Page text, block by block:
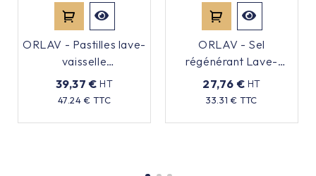
ORLAV - Pastilles lave-
vaisselle
professionnelle - x250
pastilles
39,37 € HT
47.24 € TTC
Prix
ORLAV - Sel
régénérant Lave-
vaisselle - 10kg
27,76 € HT
33.31 € TTC
Prix